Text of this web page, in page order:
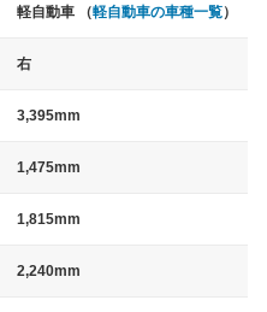
軽自動車 （軽自動車の車種一覧）
右
3,395mm
1,475mm
1,815mm
2,240mm